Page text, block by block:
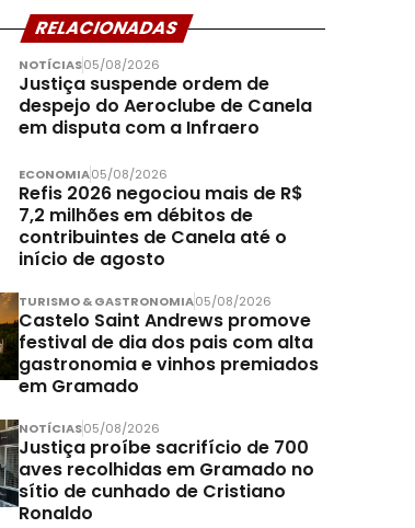
RELACIONADAS
NOTÍCIAS05/08/2026
Justiça suspende ordem de
despejo do Aeroclube de Canela
em disputa com a Infraero
ECONOMIA05/08/2026
Refis 2026 negociou mais de R$
7,2 milhões em débitos de
contribuintes de Canela até o
início de agosto
TURISMO & GASTRONOMIA05/08/2026
Castelo Saint Andrews promove
festival de dia dos pais com alta
gastronomia e vinhos premiados
em Gramado
NOTÍCIAS05/08/2026
Justiça proíbe sacrifício de 700
aves recolhidas em Gramado no
sítio de cunhado de Cristiano
Ronaldo